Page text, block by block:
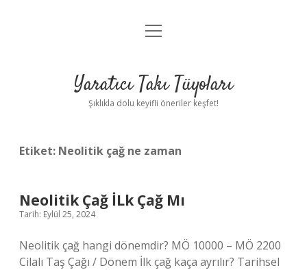
Anasayfa
Yasal Uyarı
menüyü
Yaratıcı Takı Tüyoları
Şıklıkla dolu keyifli öneriler keşfet!
Etiket: Neolitik çağ ne zaman
Neolitik Çağ İLk Çağ Mı
Tarih: Eylül 25, 2024
Neolitik çağ hangi dönemdir? MÖ 10000 – MÖ 2200
Cilalı Taş Çağı / Dönem İlk çağ kaça ayrılır? Tarihsel